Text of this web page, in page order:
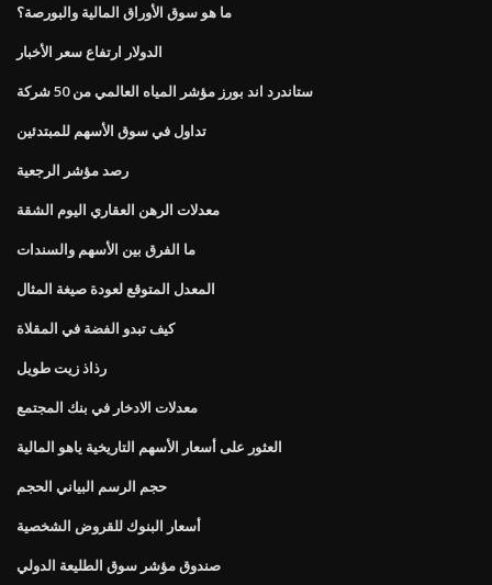
ما هو سوق الأوراق المالية والبورصة؟
الدولار ارتفاع سعر الأخبار
ستاندرد اند بورز مؤشر المياه العالمي من 50 شركة
تداول في سوق الأسهم للمبتدئين
رصد مؤشر الرجعية
معدلات الرهن العقاري اليوم الشقة
ما الفرق بين الأسهم والسندات
المعدل المتوقع لعودة صيغة المثال
كيف تبدو الفضة في المقلاة
رذاذ زيت طويل
معدلات الادخار في بنك المجتمع
العثور على أسعار الأسهم التاريخية ياهو المالية
حجم الرسم البياني الحجم
أسعار البنوك للقروض الشخصية
صندوق مؤشر سوق الطليعة الدولي